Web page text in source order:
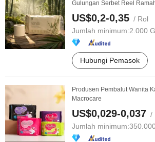
Gulungan Serbet Reel
US$0,2-0,35 / Rol
Jumlah minimum:2.000
Hubungi Pemasok
Produsen Pembalut Wanita
Macrocare
US$0,029-0,037 /
Jumlah minimum: